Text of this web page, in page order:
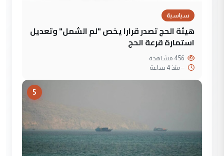
سياسية
هيئة الحج تصدر قرارا يخص "لم الشمل" وتعديل
استمارة قرعة الحج
--منذ 4 ساعة
5